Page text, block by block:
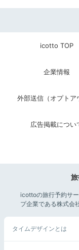
icotto TOP
企業情報
外部送信（オプトア
広告掲載につい
icottoの旅行予約サ
プ企業である株式会
タイムデザインとは